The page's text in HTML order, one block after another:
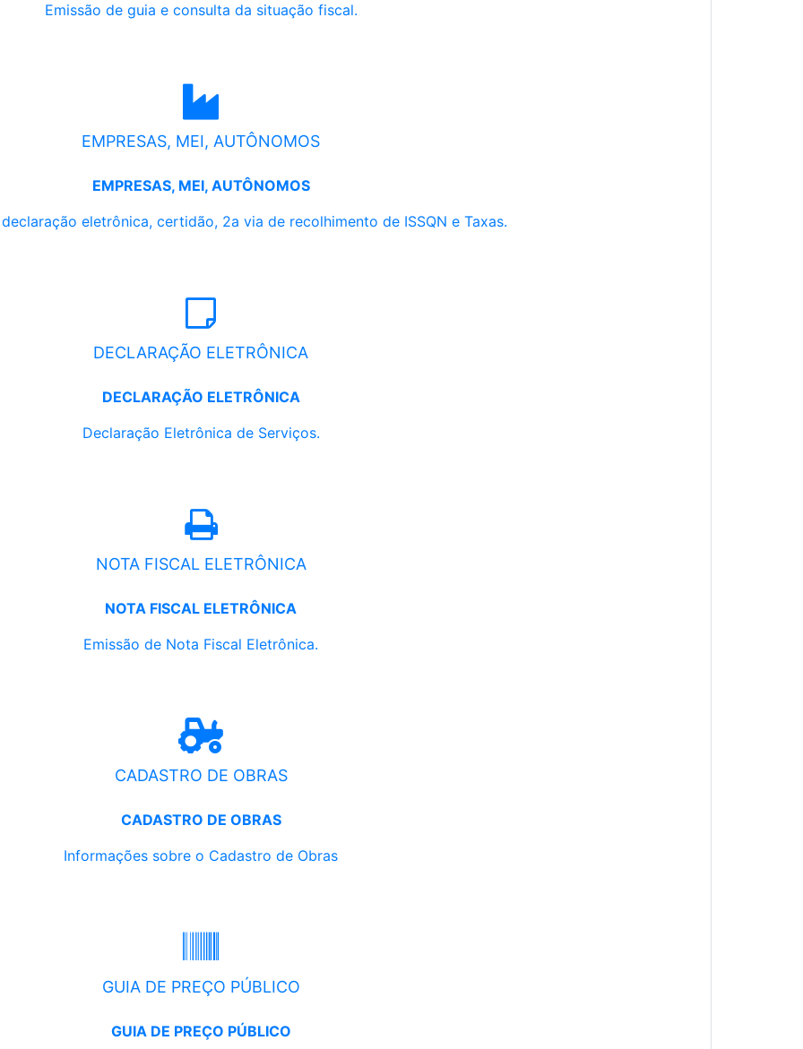
Emissão de guia e consulta da situação fiscal.
EMPRESAS, MEI, AUTÔNOMOS
EMPRESAS, MEI, AUTÔNOMOS
eletrônica, certidão, 2a via de recolhimento de ISSQN e Taxas.
DECLARAÇÃO ELETRÔNICA
DECLARAÇÃO ELETRÔNICA
Declaração Eletrônica de Serviços.
NOTA FISCAL ELETRÔNICA
NOTA FISCAL ELETRÔNICA
Emissão de Nota Fiscal Eletrônica.
CADASTRO DE OBRAS
CADASTRO DE OBRAS
Informações sobre o Cadastro de Obras
GUIA DE PREÇO PÚBLICO
GUIA DE PREÇO PÚBLICO